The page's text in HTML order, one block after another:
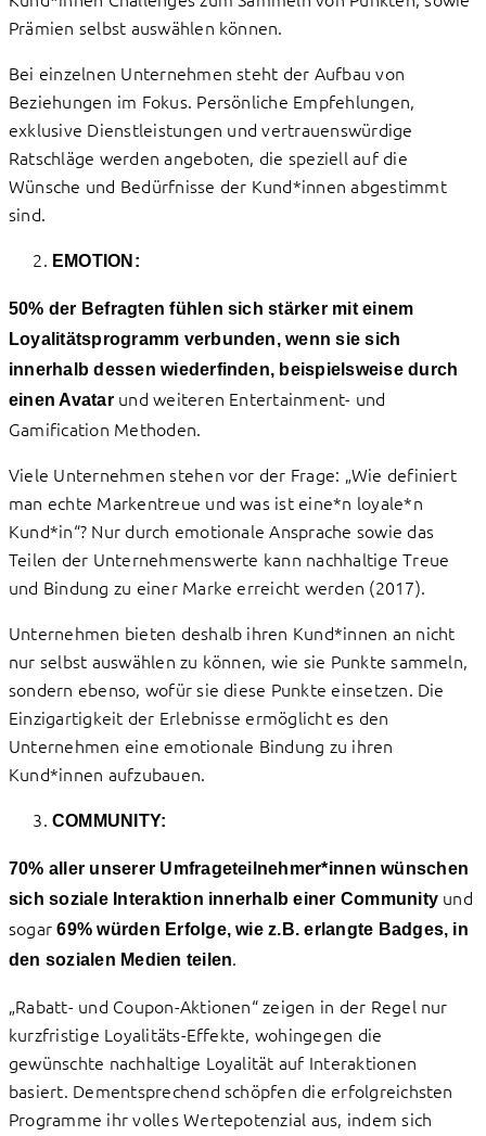
Prämien selbst auswählen können.
Bei einzelnen Unternehmen steht der Aufbau von
Beziehungen im Fokus. Persönliche Empfehlungen,
exklusive Dienstleistungen und vertrauenswürdige
Ratschläge werden angeboten, die speziell auf die
Wünsche und Bedürfnisse der Kund*innen abgestimmt
sind.
EMOTION:
50% der Befragten fühlen sich stärker mit einem
Loyalitätsprogramm verbunden, wenn sie sich
innerhalb dessen wiederfinden, beispielsweise durch
einen Avatarund weiteren Entertainment- und
Gamification Methoden.
Viele Unternehmen stehen vor der Frage: „Wie definiert
man echte Markentreue und was ist eine*n loyale*n
Kund*in“? Nur durch emotionale Ansprache sowie das
Teilen der Unternehmenswerte kann nachhaltige Treue
und Bindung zu einer Marke erreicht werden (2017).
Unternehmen bieten deshalb ihren Kund*innen an nicht
nur selbst auswählen zu können, wie sie Punkte sammeln,
sondern ebenso, wofür sie diese Punkte einsetzen. Die
Einzigartigkeit der Erlebnisse ermöglicht es den
Unternehmen eine emotionale Bindung zu ihren
Kund*innen aufzubauen.
COMMUNITY:
70% aller unserer Umfrageteilnehmer*innen wünschen
sich soziale Interaktion innerhalb einer Community und
sogar 69% würden Erfolge, wie z.B. erlangte Badges, in
den sozialen Medien teilen.
„Rabatt- und Coupon-Aktionen“ zeigen in der Regel nur
kurzfristige Loyalitäts-Effekte, wohingegen die
gewünschte nachhaltige Loyalität auf Interaktionen
basiert. Dementsprechend schöpfen die erfolgreichsten
Programme ihr volles Wertepotenzial aus, indem sich